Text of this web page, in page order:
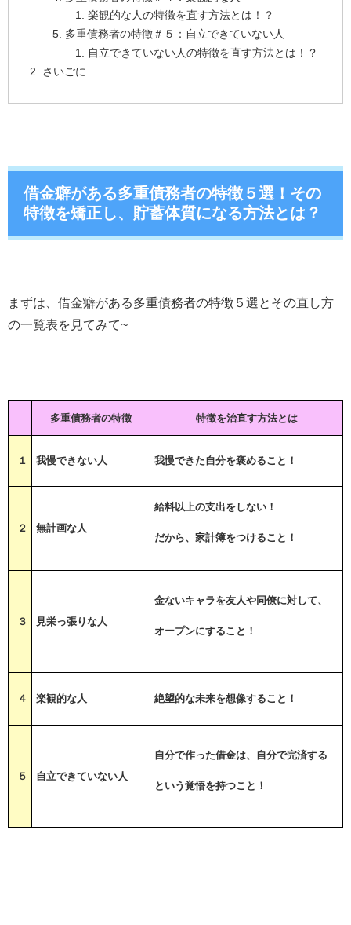
楽観的な人の特徴を直す方法とは！？
多重債務者の特徴＃５：自立できていない人
自立できていない人の特徴を直す方法とは！？
さいごに
借金癖がある多重債務者の特徴５選！その
特徴を矯正し、貯蓄体質になる方法とは？
まずは、借金癖がある多重債務者の特徴５選とその直し方
の一覧表を見てみて~
多重債務者の特徴 特徴を治直す方法とは
１ 我慢できない人 我慢できた自分を褒めること！
２ 無計画な人
給料以上の支出をしない！
だから、家計簿をつけること！
３ 見栄っ張りな人
金ないキャラを友人や同僚に対して、
オープンにすること！
４ 楽観的な人 絶望的な未来を想像すること！
５ 自立できていない人
自分で作った借金は、自分で完済する
という覚悟を持つこと！